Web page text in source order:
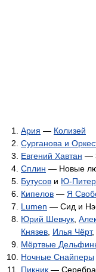
Ария — Колизей
Сурганова и
Евгений Хавтан —
Сплин — Новые
Бутусов и Ю-Питер
Кипелов — Я
Lumen — Сид и
Юрий Шевчук
Князев Илья Чёрт,
Мёртвые
Ночные Снайперы
Пикник —